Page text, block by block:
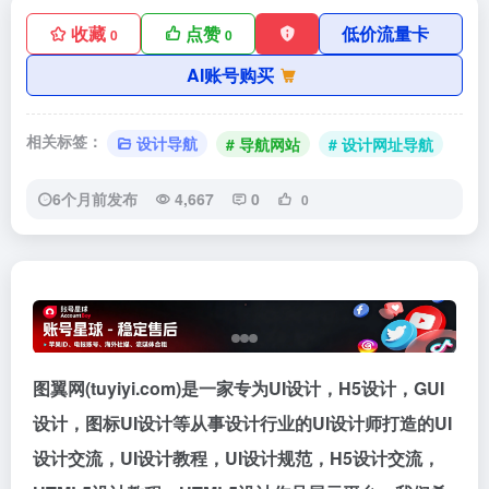
收藏 0 点赞0
低价流量卡
AI账号购买
相关标签： 设计导航 # 导航网站 # 设计网址导航
6个月前发布 4,667 0 0
图翼网(tuyiyi.com)是一家专为UI设计，H5设计，GUI
设计，图标UI设计等从事设计行业的UI设计师打造的UI
设计交流，UI设计教程，UI设计规范，H5设计交流，